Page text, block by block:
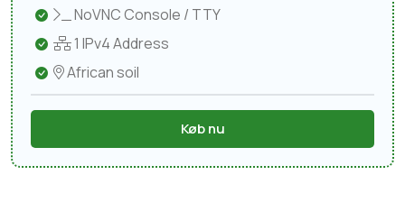
NoVNC Console / TTY
1 IPv4 Address
African soil
Køb nu